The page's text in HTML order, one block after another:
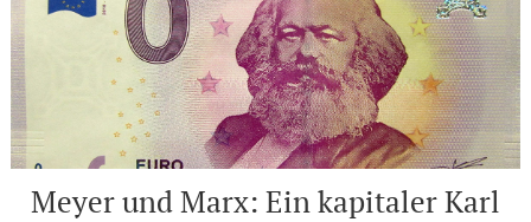
Meyer und Marx: Ein kapitaler Karl